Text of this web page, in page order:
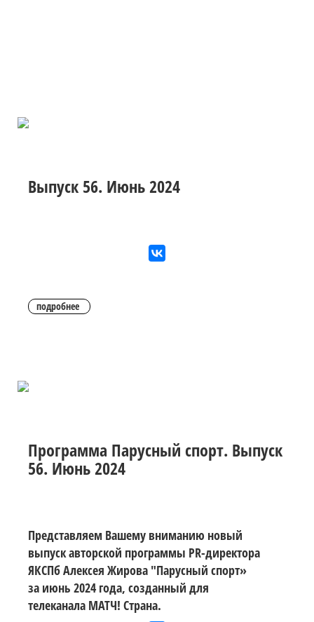
Выпуск 56. Июнь 2024
подробнее
Программа Парусный спорт. Выпуск
56. Июнь 2024
Представляем Вашему вниманию новый
выпуск авторской программы PR-директора
ЯКСПб Алексея Жирова "Парусный спорт»
за июнь 2024 года, созданный для
телеканала МАТЧ! Страна.